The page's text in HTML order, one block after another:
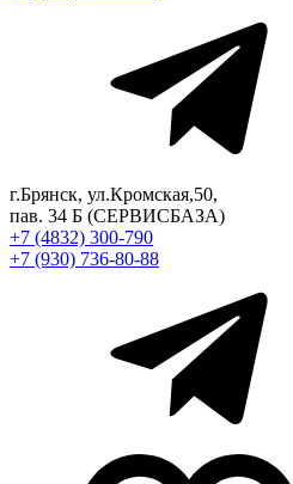
г.Брянск, ул.Кромская,50,
пав. 34 Б (СЕРВИСБАЗА)
+7 (4832) 300-790
+7 (930) 736-80-88